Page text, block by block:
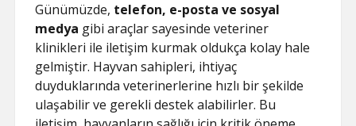
Günümüzde, telefon, e-posta ve sosyal
medya gibi araçlar sayesinde veteriner
klinikleri ile iletişim kurmak oldukça kolay hale
gelmiştir. Hayvan sahipleri, ihtiyaç
duyduklarında veterinerlerine hızlı bir şekilde
ulaşabilir ve gerekli destek alabilirler. Bu